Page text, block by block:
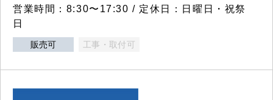
営業時間：8:30〜17:30 / 定休日：日曜日・祝祭
日
販売可 工事・取付可